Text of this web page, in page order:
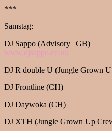
***
Samstag:
DJ Sappo (Advisory | GB)
www.djsappo.co.uk
DJ R double U (Jungle Grown
DJ Frontline (CH)
DJ Daywoka (CH)
DJ XTH (Jungle Grown Up